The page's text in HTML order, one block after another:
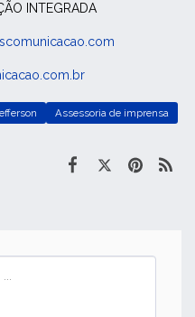
INTEGRADA
Assessoria de imprensa